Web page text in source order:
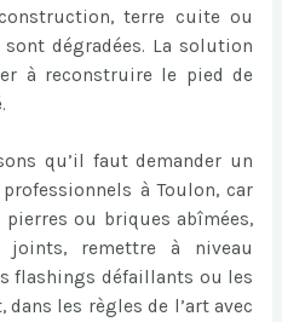
terre cuite ou
dégradées. La solution
à reconstruire le pied de
qu’il faut demander un
à Toulon, car
ou briques abîmées,
remettre à niveau
flashings défaillants ou les
les règles de l’art avec